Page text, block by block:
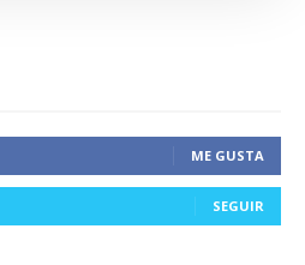
ME GUSTA
SEGUIR